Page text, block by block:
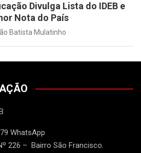
Divulga Lista do IDEB e
Nota do País
Batista Mulatinho
WhatsApp
226 – Bairro São Francisco.